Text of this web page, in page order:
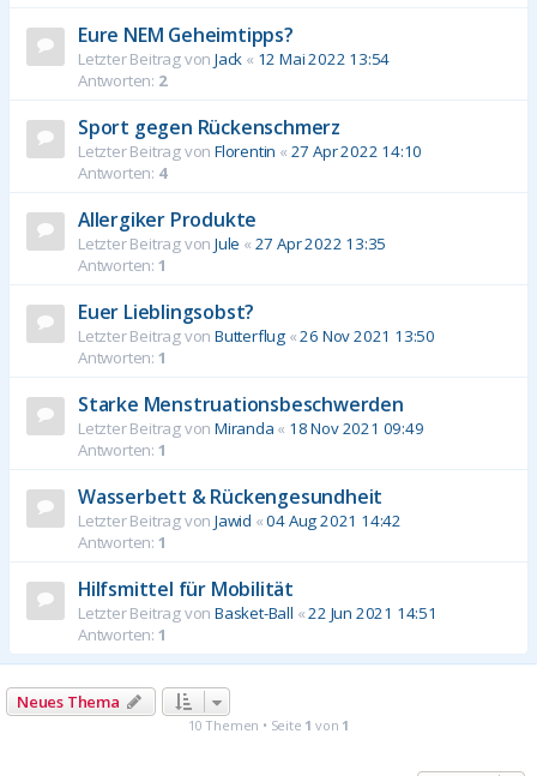
Eure NEM Geheimtipps?
Letzter Beitrag von Jack « 12 Mai 2022 13:54
Antworten: 2
Sport gegen Rückenschmerz
Letzter Beitrag von Florentin « 27 Apr 2022 14:10
Antworten: 4
Allergiker Produkte
Letzter Beitrag von Jule « 27 Apr 2022 13:35
Antworten: 1
Euer Lieblingsobst?
Letzter Beitrag von Butterflug «26 Nov 2021 13:50
Antworten: 1
Starke Menstruationsbeschwerden
Letzter Beitrag von Miranda « 18 Nov 2021 09:49
Antworten: 1
Wasserbett & Rückengesundheit
Letzter Beitrag von Jawid «04 Aug 2021 14:42
Antworten: 1
Hilfsmittel für Mobilität
Letzter Beitrag von Basket-Ball «22 Jun 2021 14:51
Antworten: 1
Neues Thema
10 Themen • Seite 1 von 1